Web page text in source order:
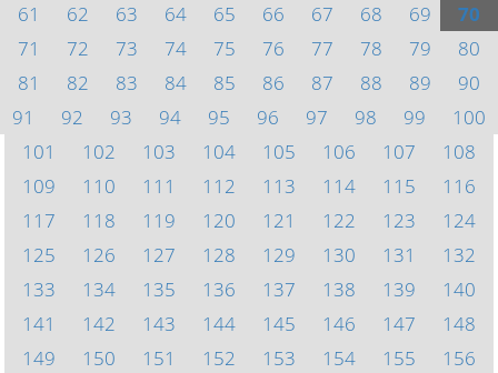
61
62 63 64 65 66 67 68 69
70
71
72 73 74 75 76 77 78 79
80
81
82 83 84 85 86 87 88 89
90
91
92 93 94 95 96 97 98 99
100
101
102 103 104 105 106 107
108
109
110 111 112 113 114 115
116
117
118 119 120 121 122 123
124
125
126 127 128 129 130 131
132
133
134 135 136 137 138 139
140
141
142 143 144 145 146 147
148
149
150 151 152 153 154 155
156